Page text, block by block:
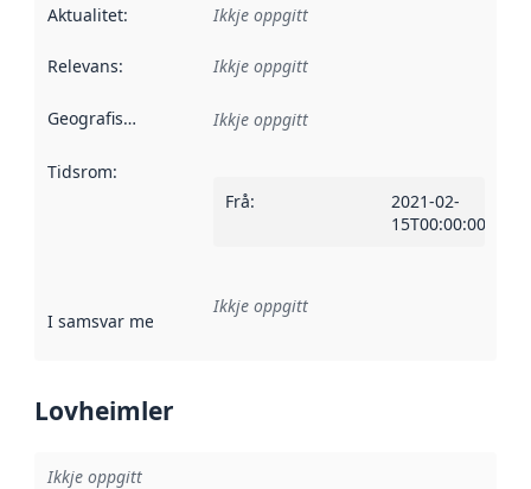
Aktualitet: Ikkje oppgitt
Relevans: Ikkje oppgitt
Geografisk område Ikkje oppgitt
Tidsrom:
Frå:
2021-02-
15T00:00:00Z
I samsvar med Referanse til ei implementeringsregel eller
Ikkje oppgitt
Lovheimler
Ikkje oppgitt